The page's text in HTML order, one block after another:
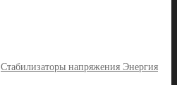
Стабилизаторы напряжения Энергия